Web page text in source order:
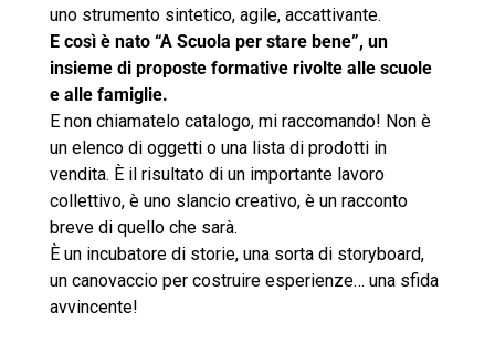
uno strumento sintetico, agile, accattivante.
E così è nato “A Scuola per stare bene”, un
insieme di proposte formative rivolte alle scuole
e alle famiglie.
E non chiamatelo catalogo, mi raccomando! Non è
un elenco di oggetti o una lista di prodotti in
vendita. È il risultato di un importante lavoro
collettivo, è uno slancio creativo, è un racconto
breve di quello che sarà.
È un incubatore di storie, una sorta di storyboard,
un canovaccio per costruire esperienze… una sfida
avvincente!